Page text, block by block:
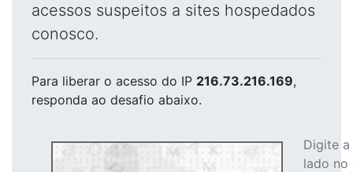
acessos suspeitos a sites hospedados
conosco.
Para liberar o acesso do IP 216.73.216.169,
responda ao desafio abaixo.
Digite
lado no